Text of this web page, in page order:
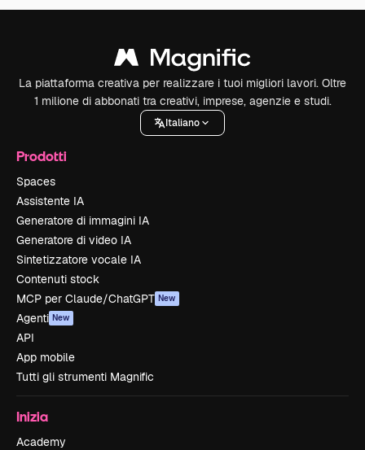
La piattaforma creativa per realizzare i tuoi migliori lavori. Oltre
1 milione di abbonati tra creativi, imprese, agenzie e studi.
Italiano
Prodotti
Spaces
Assistente IA
Generatore di immagini IA
Generatore di video IA
Sintetizzatore vocale IA
Contenuti stock
MCP per Claude/ChatGPT New
Agenti New
API
App mobile
Tutti gli strumenti Magnific
Inizia
Academy